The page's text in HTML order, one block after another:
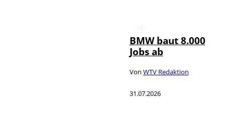
BMW baut 8.000
Jobs ab
Von WTV Redaktion
31.07.2026